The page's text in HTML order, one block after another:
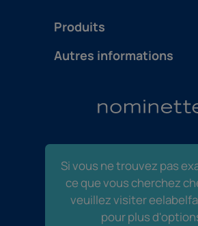
Produits
Autres informations
Si vous ne trouvez pas
ce que vous cherchez
veuillez visiter
pour plus